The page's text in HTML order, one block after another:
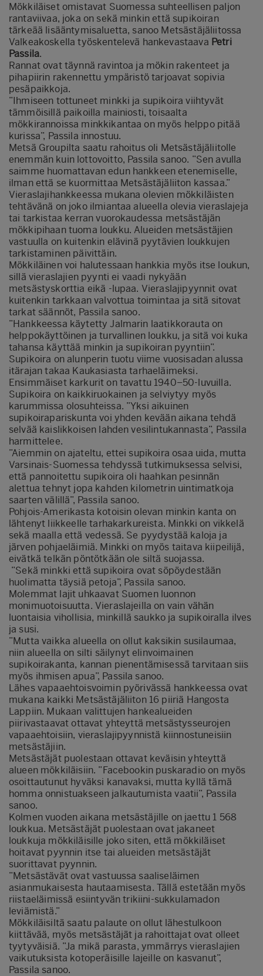
Mökkiläiset omistavat Suomessa suhteellisen paljon
rantaviivaa, joka on sekä minkin että supikoiran
tärkeää lisääntymisaluetta, sanoo Metsästäjäliitossa
Valkeakoskella työskentelevä hankevastaava Petri
Passila.
Rannat ovat täynnä ravintoa ja mökin rakenteet ja
pihapiirin rakennettu ympäristö tarjoavat sopivia
pesäpaikkoja.
”Ihmiseen tottuneet minkki ja supikoira viihtyvät
tämmöisillä paikoilla mainiosti, toisaalta
mökkirannoissa minkkikantaa on myös helppo pitää
kurissa”, Passila innostuu.
Metsä Groupilta saatu rahoitus oli Metsästäjäliitolle
enemmän kuin lottovoitto, Passila sanoo. ”Sen avulla
saimme huomattavan edun hankkeen etenemiselle,
ilman että se kuormittaa Metsästäjäliiton kassaa.”
Vieraslajihankkeessa mukana olevien mökkiläisten
tehtävänä on joko ilmiantaa alueella olevia vieraslajeja
tai tarkistaa kerran vuorokaudessa metsästäjän
mökkipihaan tuoma loukku. Alueiden metsästäjien
vastuulla on kuitenkin elävinä pyytävien loukkujen
tarkistaminen päivittäin.
Mökkiläinen voi halutessaan hankkia myös itse loukun,
sillä vieraslajien pyynti ei vaadi nykyään
metsästyskorttia eikä -lupaa. Vieraslajipyynnit ovat
kuitenkin tarkkaan valvottua toimintaa ja sitä sitovat
tarkat säännöt, Passila sanoo.
”Hankkeessa käytetty Jalmarin laatikkorauta on
helppokäyttöinen ja turvallinen loukku, ja sitä voi kuka
tahansa käyttää minkin ja supikoiran pyyntiin”.
Supikoira on alunperin tuotu viime vuosisadan alussa
itärajan takaa Kaukasiasta tarhaeläimeksi.
Ensimmäiset karkurit on tavattu 1940–50-luvuilla.
Supikoira on kaikkiruokainen ja selviytyy myös
karummissa olosuhteissa. ”Yksi aikuinen
supikoirapariskunta voi yhden kevään aikana tehdä
selvää kaislikkoisen lahden vesilintukannasta”, Passila
harmittelee.
”Aiemmin on ajateltu, ettei supikoira osaa uida, mutta
Varsinais-Suomessa tehdyssä tutkimuksessa selvisi,
että pannoitettu supikoira oli haahkan pesinnän
alettua tehnyt jopa kahden kilometrin uintimatkoja
saarten välillä”, Passila sanoo.
Pohjois-Amerikasta kotoisin olevan minkin kanta on
lähtenyt liikkeelle tarhakarkureista. Minkki on vikkelä
sekä maalla että vedessä. Se pyydystää kaloja ja
järven pohjaeläimiä. Minkki on myös taitava kiipeilijä,
eivätkä telkän pöntötkään ole siltä suojassa.
”Sekä minkki että supikoira ovat söpöydestään
huolimatta täysiä petoja”, Passila sanoo.
Molemmat lajit uhkaavat Suomen luonnon
monimuotoisuutta. Vieraslajeilla on vain vähän
luontaisia vihollisia, minkillä saukko ja supikoiralla ilves
ja susi.
”Mutta vaikka alueella on ollut kaksikin susilaumaa,
niin alueella on silti säilynyt elinvoimainen
supikoirakanta, kannan pienentämisessä tarvitaan siis
myös ihmisen apua”, Passila sanoo.
Lähes vapaaehtoisvoimin pyörivässä hankkeessa ovat
mukana kaikki Metsästäjäliiton 16 piiriä Hangosta
Lappiin. Mukaan valittujen hankealueiden
piirivastaavat ottavat yhteyttä metsästysseurojen
vapaaehtoisiin, vieraslajipyynnistä kiinnostuneisiin
metsästäjiin.
Metsästäjät puolestaan ottavat keväisin yhteyttä
alueen mökkiläisiin. ”Facebookin puskaradio on myös
osoittautunut hyväksi kanavaksi, mutta kyllä tämä
homma onnistuakseen jalkautumista vaatii”, Passila
sanoo.
Kolmen vuoden aikana metsästäjille on jaettu 1 568
loukkua. Metsästäjät puolestaan ovat jakaneet
loukkuja mökkiläisille joko siten, että mökkiläiset
hoitavat pyynnin itse tai alueiden metsästäjät
suorittavat pyynnin.
”Metsästävät ovat vastuussa saaliseläimen
asianmukaisesta hautaamisesta. Tällä estetään myös
riistaeläimissä esiintyvän trikiini-sukkulamadon
leviämistä.”
Mökkiläisiltä saatu palaute on ollut lähestulkoon
kiittävää, myös metsästäjät ja rahoittajat ovat olleet
tyytyväisiä. ”Ja mikä parasta, ymmärrys vieraslajien
vaikutuksista kotoperäisille lajeille on kasvanut”,
Passila sanoo.